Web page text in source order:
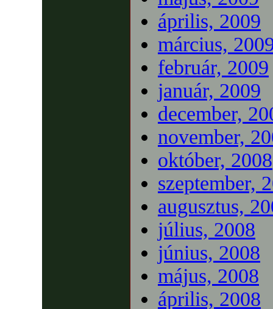
április, 2009
március,
február, 2009
január, 2009
december,
november,
október, 2008
szeptember,
augusztus,
július, 2008
június, 2008
május, 2008
április, 2008